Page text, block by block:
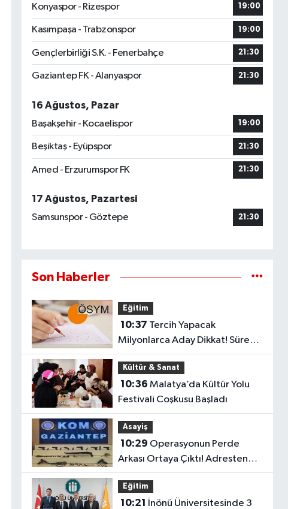
Konyaspor - Rizespor
19:00
Kasımpaşa - Trabzonspor 19:00
Gençlerbirliği S.K. - Fenerbahçe 21:30
Gaziantep FK - Alanyaspor 21:30
16 Ağustos, Pazar
Başakşehir - Kocaelispor
19:00
Beşiktaş - Eyüpspor 21:30
Amed - Erzurumspor FK 21:30
17 Ağustos, Pazartesi
Samsunspor - Göztepe
21:30
Son Haberler
Eğitim
10:37
Milyonlarca Aday Dikkat! Süre
Yarın Gece Sona Eriyor
Kültür & Sanat
10:36
Festivali Coşkusu Başladı
Asayiş
10:29
Arkası Ortaya Çıktı! Adresten
Bakın Neler Çıktı
Eğitim
10:21